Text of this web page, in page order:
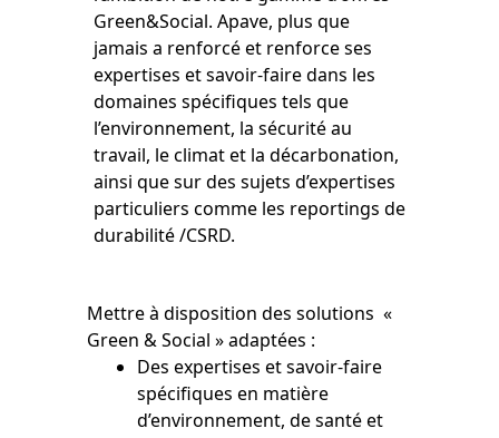
Green&Social. Apave, plus que
jamais a renforcé et renforce ses
expertises et savoir-faire dans les
domaines spécifiques tels que
l’environnement, la sécurité au
travail, le climat et la décarbonation,
ainsi que sur des sujets d’expertises
particuliers comme les reportings de
durabilité /CSRD.
Mettre à disposition des solutions «
Green & Social » adaptées :
Des expertises et savoir-faire
spécifiques en matière
d’environnement, de santé et